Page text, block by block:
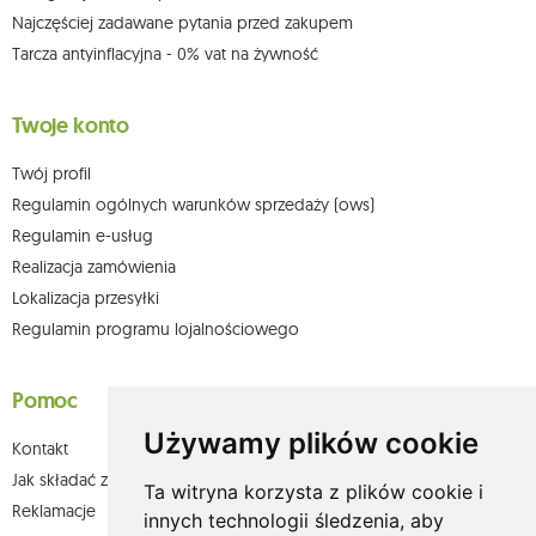
Używamy plików cookie
Ta witryna korzysta z plików cookie i
innych technologii śledzenia, aby
Najczęściej zadawane pytania przed zakupem
Tarcza antyinflacyjna - 0% vat na żywność
Twoje konto
Twój profil
Regulamin ogólnych warunków sprzedaży (ows)
Regulamin e-usług
Realizacja zamówienia
Lokalizacja przesyłki
Regulamin programu lojalnościowego
Pomoc
Kontakt
Jak składać zamówienia w sklepie olium.pl?
Reklamacje